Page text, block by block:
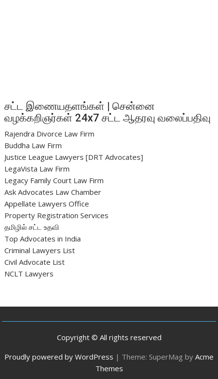
சட்ட இணையதளங்கள் | சென்னை
வழக்கறிஞர்கள் 24x7 சட்ட ஆதரவு வலைப்பதிவு
Rajendra Divorce Law Firm
Buddha Law Firm
Justice League Lawyers [DRT Advocates]
LegaVista Law Firm
Legacy Family Court Law Firm
Ask Advocates Law Chamber
Appellate Lawyers Office
Property Registration Services
தமிழில் சட்ட உதவி
Top Advocates in India
Criminal Lawyers List
Civil Advocate List
NCLT Lawyers
Copyright © All rights reserved
Proudly powered by WordPress | Theme: SuperMag by Acme
Themes